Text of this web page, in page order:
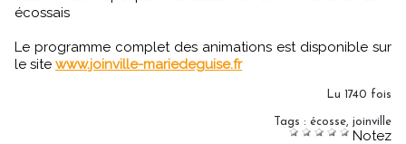
écossais
Le programme complet des animations est disponible sur
le site www.joinville-mariedeguise.fr
Lu 1740 fois
Tags : écosse joinville
Notez